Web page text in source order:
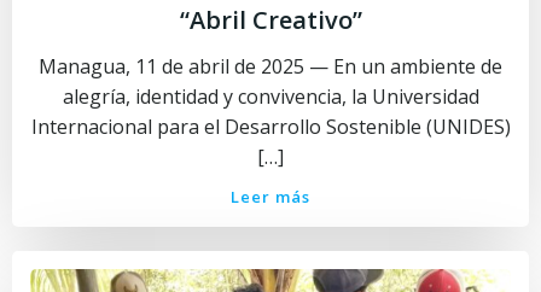
“Abril Creativo”
Managua, 11 de abril de 2025 — En un ambiente de
alegría, identidad y convivencia, la Universidad
Internacional para el Desarrollo Sostenible (UNIDES)
[…]
Leer más